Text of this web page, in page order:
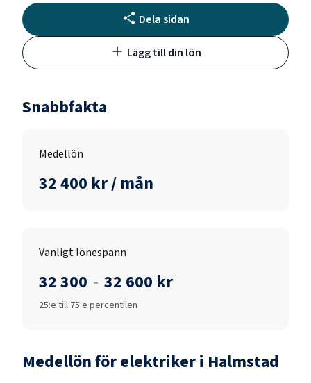
Dela sidan
Lägg till din lön
Snabbfakta
Medellön
32 400 kr / mån
Vanligt lönespann
32 300 - 32 600 kr
25:e till 75:e percentilen
Medellön förelektrikeri Halmstad